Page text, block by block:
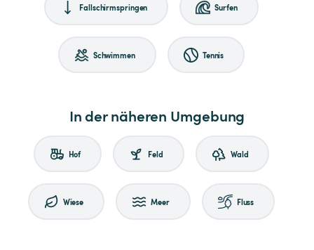
Fallschirmspringen Surfen
Schwimmen Tennis
In der näheren Umgebung
Hof Feld Wald
Wiese Meer Fluss